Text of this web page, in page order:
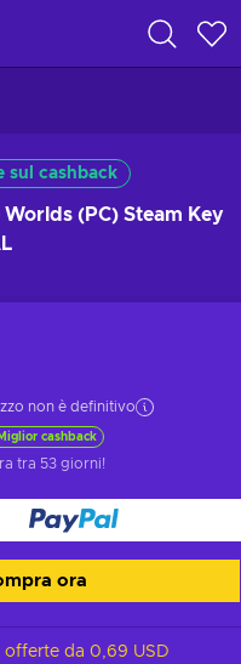
sul cashback
(PC) Steam Key
non è definitivo
Miglior cashback
tra 53 giorni!
ora
offerte da 0,69 USD